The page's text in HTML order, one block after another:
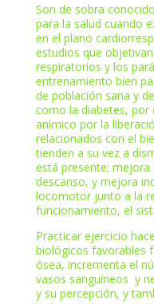
Son de sobra
para la salud cuando
en el plano
estudios que
respiratorios y los
entrenamiento bien
de población sana y
como la diabetes,
anímico por la
relacionados con el
tienden a su vez a
está presente;
descanso, y mejora
locomotor junto a la
funcionamiento, el
Practicar ejercicio
biológicos favorables
ósea, incrementa el
vasos sanguíneos y
y su percepción, y